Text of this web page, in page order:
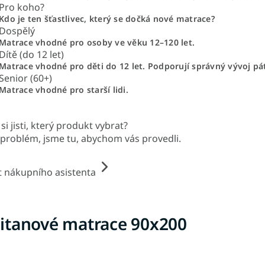
matrace 90x200
koho?
je ten šťastlivec, který se dočká nové matrace?
vhodné pro osoby ve věku 12–120 let.
(do 12 let)
vhodné pro děti do 12 let. Podporují správný vývoj
(60+)
vhodné pro starší lidi.
jisti, který produkt vybrat?
jsme tu, abychom vás provedli.
nákupního asistenta